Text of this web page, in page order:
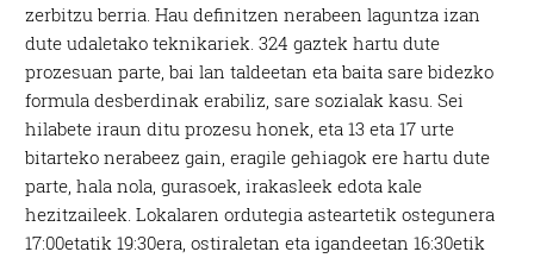
zerbitzu berria. Hau definitzen nerabeen laguntza izan
dute udaletako teknikariek. 324 gaztek hartu dute
prozesuan parte, bai lan taldeetan eta baita sare bidezko
formula desberdinak erabiliz, sare sozialak kasu. Sei
hilabete iraun ditu prozesu honek, eta 13 eta 17 urte
bitarteko nerabeez gain, eragile gehiagok ere hartu dute
parte, hala nola, gurasoek, irakasleek edota kale
hezitzaileek. Lokalaren ordutegia asteartetik ostegunera
17:00etatik 19:30era, ostiraletan eta igandeetan 16:30etik